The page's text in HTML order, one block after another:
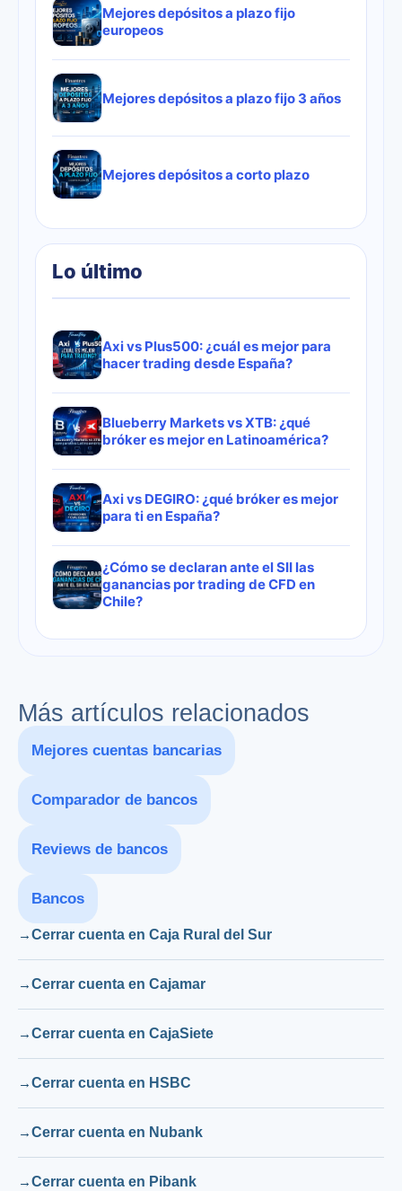
Mejores depósitos a plazo fijo
europeos
Mejores depósitos a plazo fijo 3 años
Mejores depósitos a corto plazo
Lo último
Axi vs Plus500: ¿cuál es mejor para
hacer trading desde España?
Blueberry Markets vs XTB: ¿qué
bróker es mejor en Latinoamérica?
Axi vs DEGIRO: ¿qué bróker es mejor
para ti en España?
¿Cómo se declaran ante el SII las
ganancias por trading de CFD en
Chile?
Más artículos relacionados
Mejores cuentas bancarias
Comparador de bancos
Reviews de bancos
Bancos
Cerrar cuenta en Caja Rural del Sur
Cerrar cuenta en Cajamar
Cerrar cuenta en CajaSiete
Cerrar cuenta en HSBC
Cerrar cuenta en Nubank
Cerrar cuenta en Pibank